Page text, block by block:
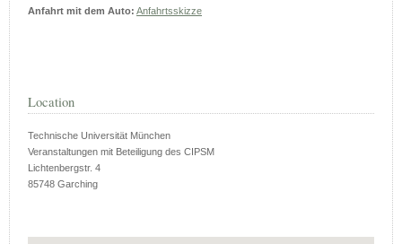
Anfahrt mit dem Auto: Anfahrtsskizze
Location
Technische Universität München
Veranstaltungen mit Beteiligung des CIPSM
Lichtenbergstr. 4
85748 Garching